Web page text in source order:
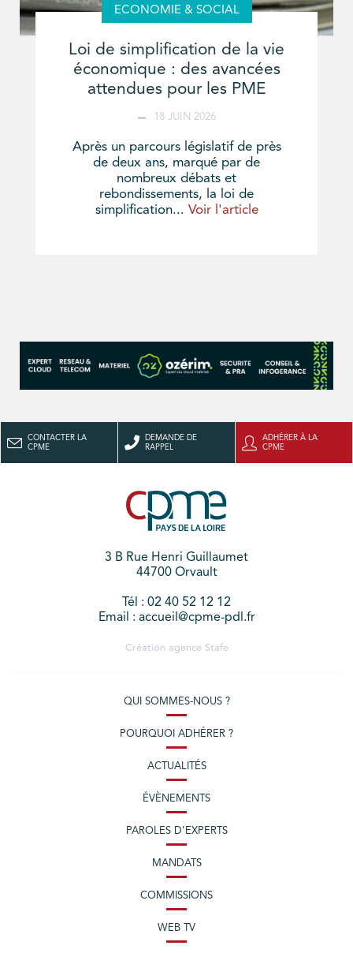
ECONOMIE & SOCIAL
Loi de simplification de la vie
économique : des avancées
attendues pour les PME
18 JUIN 2026
Après un parcours législatif de près
de deux ans, marqué par de
nombreux débats et
rebondissements, la loi de
simplification... Voir l'article
CONTACTER LA
CPME
DEMANDE DE
RAPPEL
ADHÉRER À LA
CPME
3 B Rue Henri Guillaumet
44700 Orvault
Tél : 02 40 52 12 12
Email : accueil@cpme-pdl.fr
Création agence Stafe
QUI SOMMES-NOUS ?
POURQUOI ADHÉRER ?
ACTUALITÉS
ÉVÈNEMENTS
PAROLES D’EXPERTS
MANDATS
COMMISSIONS
WEB TV